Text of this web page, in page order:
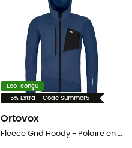
Eco-conçu
-5% Extra - Code Summer5
Ortovox